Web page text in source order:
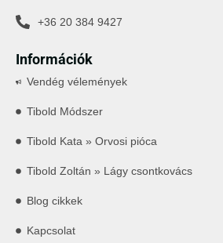
+36 20 384 9427
Információk
Vendég vélemények
Tibold Módszer
Tibold Kata » Orvosi pióca
Tibold Zoltán » Lágy csontkovács
Blog cikkek
Kapcsolat